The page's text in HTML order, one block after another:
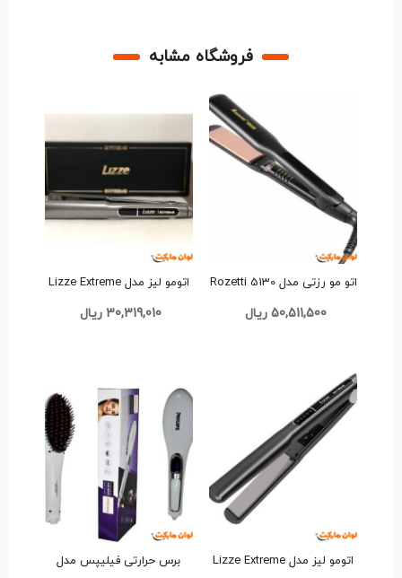
فروشگاه مشابه
اتو مو رزتی مدل 5130 Rozetti
50,511,500 ریال
اتومو لیز مدل Lizze Extreme
کدH040
30,319,010 ریال
اتومو لیز مدل Lizze Extreme
برس حرارتی فیلیپس مدل